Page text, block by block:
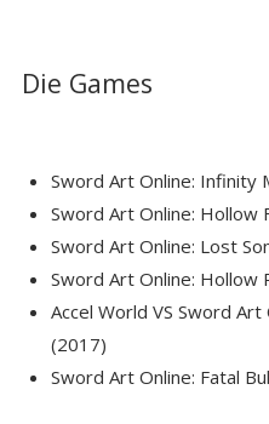
Die Games
Sword Art Online: Infinity
Sword Art Online: Hollow
Sword Art Online: Lost
Sword Art Online: Hollow
Accel World VS Sword
(2017)
Sword Art Online: Fatal